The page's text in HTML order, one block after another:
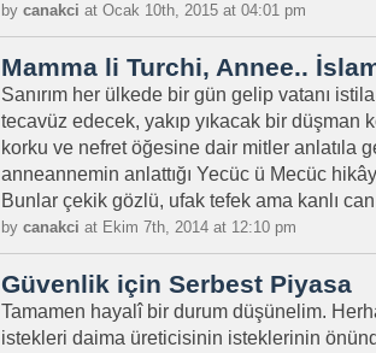
by canakci at Ocak 10th, 2015 at 04:01 pm
Mamma li Turchi, Annee..
Sanırım her ülkede bir gün gelip vatanı
tecavüz edecek, yakıp yıkacak bir düşman
korku ve nefret öğesine dair mitler anlatıla
anneannemin anlattığı Yecüc ü Mecüc
Bunlar çekik gözlü, ufak tefek ama kanlı
by canakci at Ekim 7th, 2014 at 12:10 pm
Güvenlik için Serbest Piyasa
Tamamen hayalî bir durum düşünelim.
istekleri daima üreticisinin isteklerinin